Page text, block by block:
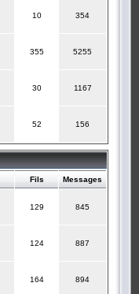
10 354
355 5255
30 1167
52 156
Fils Messages
129 845
124 887
164 894